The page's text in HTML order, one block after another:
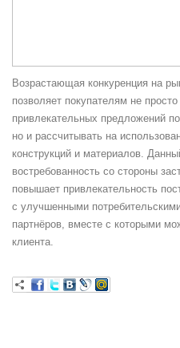
Возрастающая конкуренция на
позволяет покупателям не
привлекательных предложений
но и рассчитывать на
конструкций и материалов.
востребованность со стороны
повышает привлекательность
с улучшенными
партнёров, вместе с которыми
клиента.